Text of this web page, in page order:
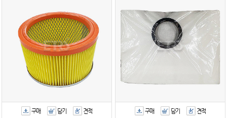
구매 담기 견적 구매 담기 견적